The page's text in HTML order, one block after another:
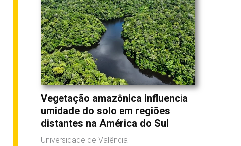
Vegetação amazônica influencia
umidade do solo em regiões
distantes na América do Sul
Universidade de Valência